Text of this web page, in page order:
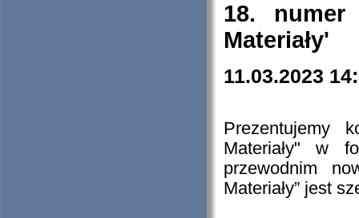
18. numer
Materiały'
11.03.2023
Prezentujemy
Materiały" w
przewodnim
Materiały” jest